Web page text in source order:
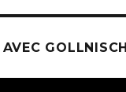
GOLLNISCH